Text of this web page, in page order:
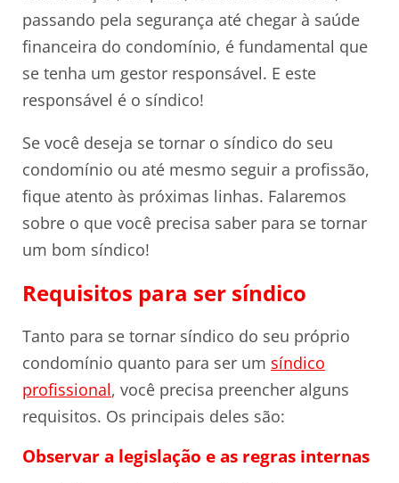
passando pela segurança até chegar à saúde
financeira do condomínio, é fundamental que
se tenha um gestor responsável. E este
responsável é o síndico!
Se você deseja se tornar o síndico do seu
condomínio ou até mesmo seguir a profissão,
fique atento às próximas linhas. Falaremos
sobre o que você precisa saber para se tornar
um bom síndico!
Requisitos para ser síndico
Tanto para se tornar síndico do seu próprio
condomínio quanto para ser um síndico
profissional, você precisa preencher alguns
requisitos. Os principais deles são:
Observar a legislação e as regras internas